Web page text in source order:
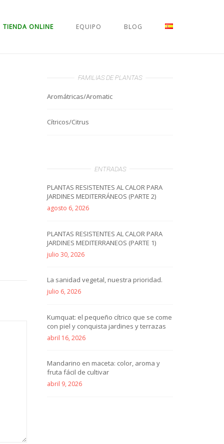
TIENDA ONLINE EQUIPO BLOG
FAMILIAS DE PLANTAS
Aromátricas/Aromatic
Cítricos/Citrus
ENTRADAS
PLANTAS RESISTENTES AL CALOR PARA
JARDINES MEDITERRÁNEOS (PARTE 2)
agosto 6, 2026
PLANTAS RESISTENTES AL CALOR PARA
JARDINES MEDITERRANEOS (PARTE 1)
julio 30, 2026
La sanidad vegetal, nuestra prioridad.
julio 6, 2026
Kumquat: el pequeño cítrico que se come
con piel y conquista jardines y terrazas
abril 16, 2026
Mandarino en maceta: color, aroma y
fruta fácil de cultivar
abril 9, 2026